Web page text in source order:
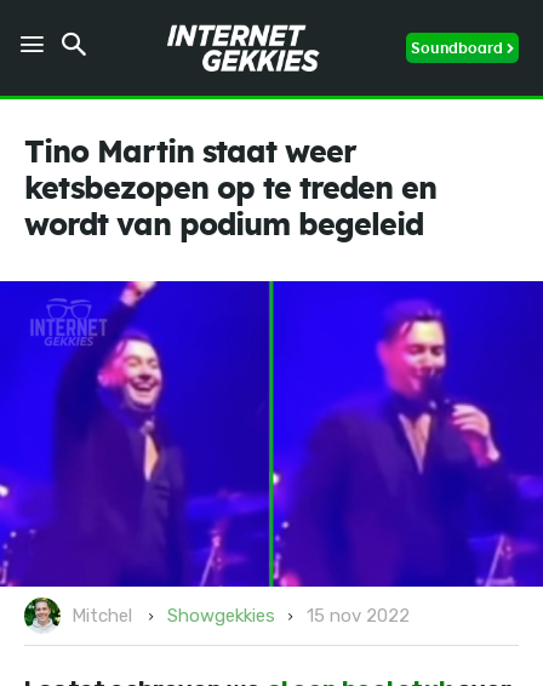
Soundboard
Tino Martin staat weer
ketsbezopen op te treden en
wordt van podium begeleid
Mitchel Showgekkies 15 nov 2022